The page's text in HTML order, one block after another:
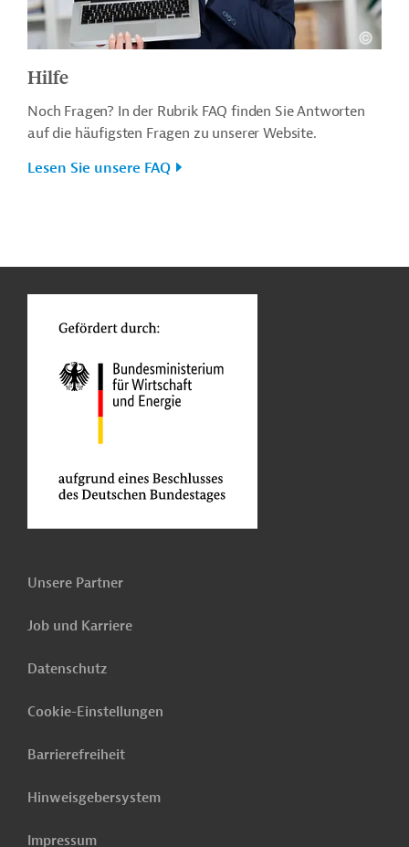
Hilfe
Noch Fragen? In der Rubrik FAQ finden Sie Antworten
auf die häufigsten Fragen zu unserer Website.
Lesen Sie unsere FAQ
Unsere Partner
Job und Karriere
Datenschutz
Cookie-Einstellungen
Barrierefreiheit
Hinweisgebersystem
Impressum